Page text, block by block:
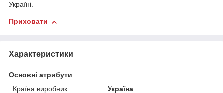
Україні.
Приховати
Характеристики
Основні атрибути
Країна виробник
Україна